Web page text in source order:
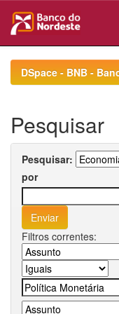
navigationDSpace - BNB -
Pesquisar
Pesquisar:
por
Filtros correntes: